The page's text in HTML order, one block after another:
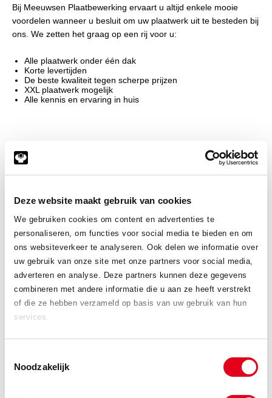
Deze website maakt gebruik van cookies
We gebruiken cookies om content en advertenties te
personaliseren, om functies voor social media te bieden en om
ons websiteverkeer te analyseren. Ook delen we informatie over
uw gebruik van onze site met onze partners voor social media,
adverteren en analyse. Deze partners kunnen deze gegevens
combineren met andere informatie die u aan ze heeft verstrekt
of die ze hebben verzameld op basis van uw gebruik van hun
services.
Noodzakelijk
Bij Meeuwsen Plaatbewerking ervaart u altijd enkele mooie
voordelen wanneer u besluit om uw plaatwerk uit te besteden bij
ons. We zetten het graag op een rij voor u:
Alle plaatwerk onder één dak
Korte levertijden
De beste kwaliteit tegen scherpe prijzen
XXL plaatwerk mogelijk
Alle kennis en ervaring in huis
Wanneer u uw plaatwerk in Tilburg wilt uitbesteden, zijn wij
graag uw partner. Naast onze services in plaatwerk of
constructiewerkbieden wij ook technische handel aan. U kunt
Dat maakt Meeuwsen Plaatbewerking B.V. een complete partner
en leverancier in metaal.
Hulp nodig?
Heeft u hulp nodig, vragen of wilt u meer informatie ontvangen
over plaatwerk in Tilburg? Neem contact met ons op en we
helpen u snel verder. U kunt ons telefonisch bereiken op
+31
Bezoek onze webshop